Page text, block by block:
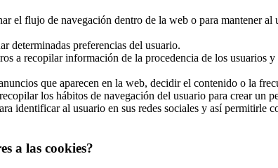
el flujo de navegación dentro de la web o para mantener
determinadas preferencias del usuario.
a recopilar información de la procedencia de los
que aparecen en la web, decidir el contenido o la
los hábitos de navegación del usuario para crear un
identificar al usuario en sus redes sociales y así permitirle
a las cookies?